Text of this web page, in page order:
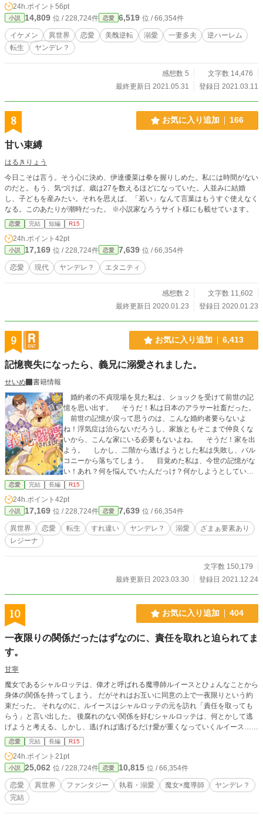
24h.ポイント 56pt
小説 14,809 位 / 228,724件 恋愛 6,519 位 / 66,354件
イケメン 異世界 恋愛 美醜逆転 溺愛 一妻多夫
逆ハーレム
転生
ヤンデレ？
感想数 5
文字数 14,476
最終更新日 2021.05.31
登録日 2021.03.11
8 お気に入り追加 166
甘い束縛
はるきりょう
今日こそは言う。そう心に決め、伊達優菜は拳を握りしめた。私には時間がない
のだと。もう、気づけば、歳は27を数えるほどになっていた。人並みに結婚
し、子どもを産みたい。それを思えば、「若い」なんて言葉はもうすぐ使えなく
なる。このあたりが潮時だった。 ※小説家なろうサイト様にも載せています。
恋愛 完結 短編 R15
24h.ポイント 42pt
小説 17,169 位 / 228,724件 恋愛 7,639 位 / 66,354件
恋愛 現代 ヤンデレ？ エタニティ
感想数 2
文字数 11,602
最終更新日 2020.01.23
登録日 2020.01.23
9 お気に入り追加 6,413
記憶喪失になったら、義兄に溺愛されました。
せいめ
書籍情報
婚約者の不貞現場を見た私は、ショックを受けて前世の記
憶を思い出す。 そうだ！私は日本のアラサー社畜だった。
前世の記憶が戻って思うのは、こんな婚約者要らないよ
ね！浮気症は治らないだろうし、家族ともそこまで仲良くな
いから、こんな家にいる必要もないよね。 そうだ！家を出
よう。 しかし、二階から逃げようとした私は失敗し、バル
コニーから落ちてしまう。 目覚めた私は、今世の記憶がな
い！あれ？何を悩んでいたんだっけ？何かしようとしてい
た？ 豪華な部屋に沢山のメイド達。そして、カッコいいお
兄様。 金持ちの家に生まれて、美少女だなんてラッキ
ー！ふふっ！今世では楽しい人生を送るぞー！ しかし。…
婚約者がいたの？しかも、全く愛されてなくて、相手にもさ
れてなかったの？ えっ？私が記憶喪失になった理由？お兄
様教えてー！ ご都合主義です。内容も緩いです。 誤字脱
恋愛 完結 長編 R15
24h.ポイント 42pt
小説 17,169 位 / 228,724件 恋愛 7,639 位 / 66,354件
異世界 恋愛 転生 すれ違い ヤンデレ？ 溺愛
ざまぁ要素あり
レジーナ
文字数 150,179
最終更新日 2023.03.30
登録日 2021.12.24
10 お気に入り追加 404
一夜限りの関係だったはずなのに、責任を取れと迫られてま
す。
甘寧
魔女であるシャルロッテは、偉才と呼ばれる魔導師ルイースとひょんなことから
身体の関係を持ってしまう。 だがそれはお互いに同意の上で一夜限りという約
束だった。 それなのに、ルイースはシャルロッテの元を訪れ「責任を取っても
らう」と言い出した。 後腐れのない関係を好むシャルロッテは、何とかして逃
げようと考える。しかし、逃げれば逃げるだけ愛が重くなっていくルイース…
恋愛 完結 長編 R15
24h.ポイント 21pt
小説 25,062 位 / 228,724件 恋愛 10,815 位 / 66,354件
恋愛 異世界 ファンタジー 執着・溺愛 魔女×魔導師
ヤンデレ？
完結